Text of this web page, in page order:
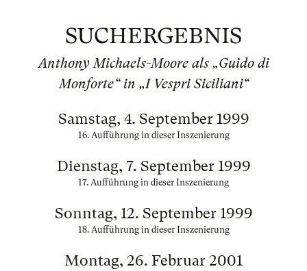
SUCHERGEBNIS
Anthony Michaels-Moore als „Guido di
Monforte“ in „I Vespri Siciliani“
Samstag, 4. September 1999
16. Aufführung in dieser Inszenierung
Dienstag, 7. September 1999
17. Aufführung in dieser Inszenierung
Sonntag, 12. September 1999
18. Aufführung in dieser Inszenierung
Montag, 26. Februar 2001